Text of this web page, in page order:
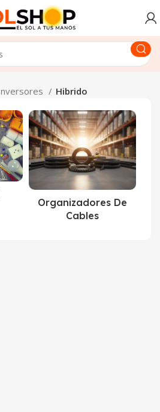
Hibrido
Organizadores De
Cables